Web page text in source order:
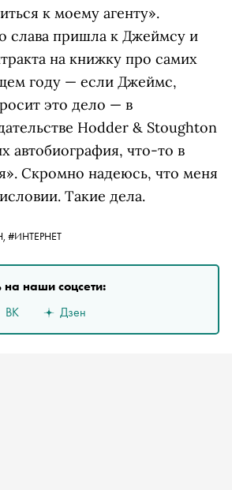
к моему агенту».
слава пришла к Джеймсу и
на книжку про самих
году — если Джеймс,
это дело — в
Hodder & Stoughton
автобиография, что-то в
Скромно надеюсь, что меня
Такие дела.
#ИНТЕРНЕТ
на наши соцсети:
ВК Дзен